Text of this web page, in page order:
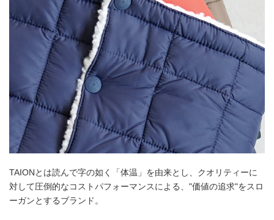
TAIONとは読んで字の如く「体温」を由来とし、クオリティーに
対して圧倒的なコストパフォーマンスによる、"価値の追求"をスロ
ーガンとするブランド。